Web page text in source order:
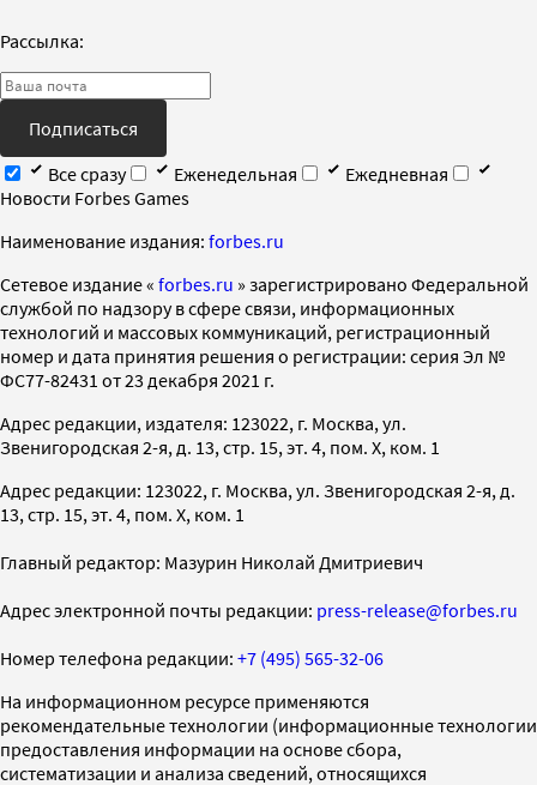
Рассылка:
Подписаться
Все сразу
Еженедельная
Ежедневная
Новости Forbes Games
Наименование издания: forbes.ru
Cетевое издание « forbes.ru » зарегистрировано Федеральной
службой по надзору в сфере связи, информационных
технологий и массовых коммуникаций, регистрационный
номер и дата принятия решения о регистрации: серия Эл №
ФС77-82431 от 23 декабря 2021 г.
Адрес редакции, издателя: 123022, г. Москва, ул.
Звенигородская 2-я, д. 13, стр. 15, эт. 4, пом. X, ком. 1
Адрес редакции: 123022, г. Москва, ул. Звенигородская 2-я, д.
13, стр. 15, эт. 4, пом. X, ком. 1
Главный редактор: Мазурин Николай Дмитриевич
Адрес электронной почты редакции: press-release@forbes.ru
Номер телефона редакции: +7 (495) 565-32-06
На информационном ресурсе применяются
рекомендательные технологии (информационные технологии
предоставления информации на основе сбора,
систематизации и анализа сведений, относящихся